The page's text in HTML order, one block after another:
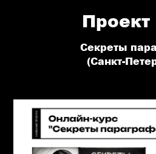
Секреты
(Санкт-